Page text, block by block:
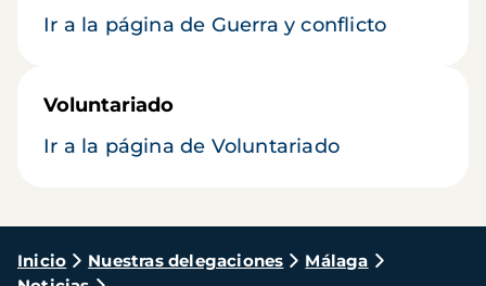
Ir a la página de Guerra y conflicto
Voluntariado
Ir a la página de Voluntariado
Ruta
Inicio Nuestras delegaciones
Málaga